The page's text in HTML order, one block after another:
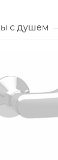
с душем